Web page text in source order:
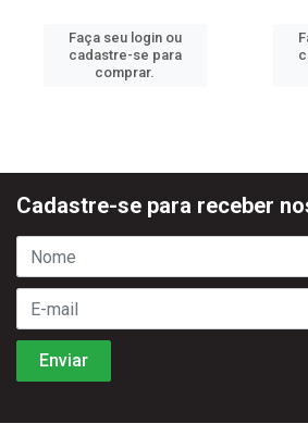
Faça seu login ou
cadastre-se para
comprar.
Cadastre-se para receber